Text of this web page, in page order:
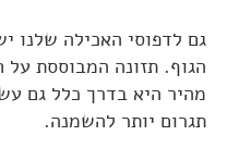
גם לדפוסי האכילה שלנו
הגוף. תזונה המבוססת על
מהיר היא בדרך כלל גם
תגרום יותר להשמנה.